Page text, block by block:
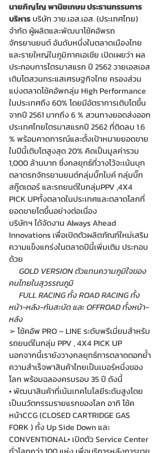
นายภิญโญ พานิชเกษม ประธานกรรมการ
บริหาร บริษัท วาย.เอส.เอส. (ประเทศไทย)
จำกัด ผู้ผลิตและพัฒนาโช้คอัพรถ
จักรยานยนต์ อันดับหนึ่งในตลาดเมืองไทย
และรายใหญ่ในภูมิภาคเอเชีย เปิดเผยว่า ผล
ประกอบการไตรมาสแรก ปี 2562 วายเอสเอส
เติบโตสวนกระแสเศรษฐกิจไทย ครองส่วน
แบ่งตลาดโช้คอัพกลุ่ม High Performance
ในประเทศถึง 60% โดยมีอัตราการเติบโตขึ้น
จากปี 2561 มากถึง 6 % สวนทางยอดส่งออก
ประเทศไทยไตรมาสแรกปี 2562 ที่ติดลบ 1.6
% พร้อมคาดการณ์และตั้งเป้าหมายยอดขาย
ในปีนี้เติบโตสูงสุด 20% คิดเป็นมูลค่ารวม
1,000 ล้านบาท ซึ่งกลยุทธ์ที่วางไว้จะเน้นบุก
ตลาดรถจักรยานยนต์กลุ่มบิ๊กไบค์ กลุ่มบิ๊ก
สกู๊ตเตอร์ และรถยนต์ในกลุ่มPPV ,4X4
PICK UPทั้งตลาดในประเทศและตลาดโลกที่
ยอดขายโตขึ้นอย่างต่อเนื่อง
บริษัทฯ ได้จัดงาน Always Ahead
Innovations เพื่อเปิดตัวผลิตภัณฑ์ใหม่เสริม
ความแข็งแกร่งในตลาดปีนี้เพิ่มเติม ประกอบ
ด้วย
GOLD VERSION ตัวแทนความภูมิใจของ
คนไทยในสุวรรณภูมิ
FULL RACING ทั้ง ROAD RACING ทั้ง
หน้า-หลัง-กันสะบัด และ OFFROAD ทั้งหน้า-
หลัง
➢ โช้คอัพ PRO – LINE ระดับพรีเมี่ยมสำหรับ
รถยนต์ในกลุ่ม PPV , 4X4 PICK UP
นอกจากนี้เรายังวางกลยุทธ์การตลาดตอกย้ำ
ความสำเร็จพาสินค้าไทยเป็นเบอร์หนึ่งของ
โลก พร้อมฉลองครบรอบ 35 ปี ดังนี้
• พัฒนาสินค้าที่เน้นเทคโนโลยีระดับสูงโดย
เป็นนวัตกรรมรายแรกของโลก อาทิ โช้ค
หน้าCCG (CLOSED CARTRIDGE GAS
FORK ) ทั้ง Up Side Down และ
CONVENTIONAL• เปิดตัว Service Center